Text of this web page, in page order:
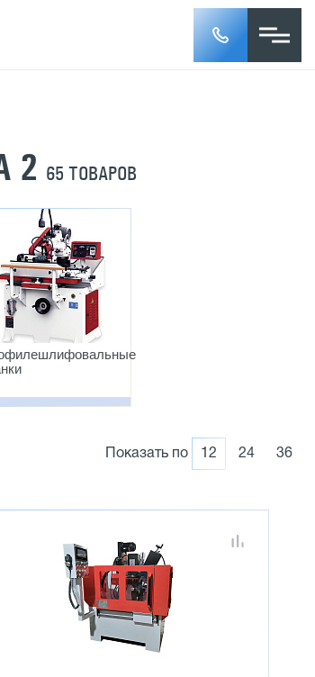
2 65 ТОВАРОВ
Показать по 12 24 36